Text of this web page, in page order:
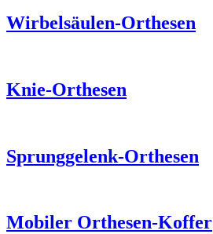
Wirbelsäulen-Orthesen
Knie-Orthesen
Sprunggelenk-Orthesen
Mobiler Orthesen-Koffer